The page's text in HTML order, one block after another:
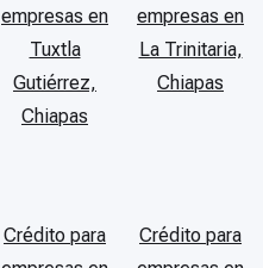
empresas en
Tuxtla
Gutiérrez,
Chiapas
empresas en
La Trinitaria,
Chiapas
Crédito para
Crédito para